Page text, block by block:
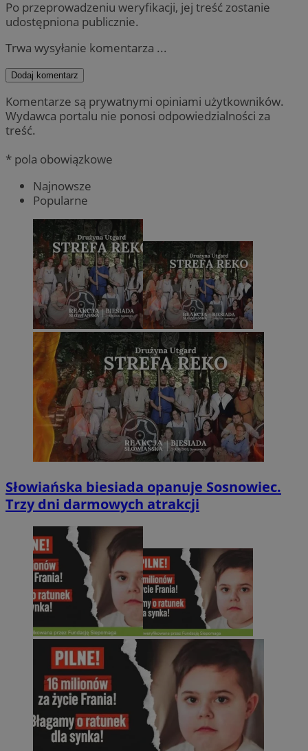
Po przeprowadzeniu weryfikacji, jej treść zostanie
udostępniona publicznie.
Trwa wysyłanie komentarza ...
Dodaj komentarz
Komentarze są prywatnymi opiniami użytkowników.
Wydawca portalu nie ponosi odpowiedzialności za
treść.
* pola obowiązkowe
Najnowsze
Popularne
Słowiańska biesiada opanuje Sosnowiec.
Trzy dni darmowych atrakcji